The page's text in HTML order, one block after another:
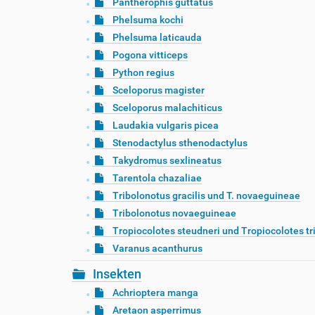
Phelsuma kochi
Phelsuma laticauda
Pogona vitticeps
Python regius
Sceloporus magister
Sceloporus malachiticus
Laudakia vulgaris picea
Stenodactylus sthenodactylus
Takydromus sexlineatus
Tarentola chazaliae
Tribolonotus gracilis und T. novaeguineae
Tribolonotus novaeguineae
Tropiocolotes steudneri und Tropiocolotes
Varanus acanthurus
Insekten
Achrioptera manga
Aretaon asperrimus